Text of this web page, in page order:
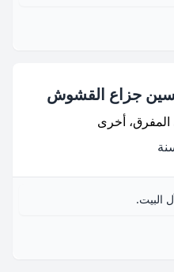
جزاع القشوش
المفرق، أخرى
البيت.